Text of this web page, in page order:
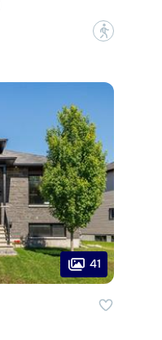
?
41